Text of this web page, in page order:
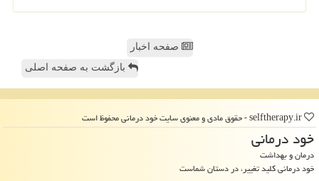
صفحه اخبار
بازگشت به صفحه اصلی
خود درمانی
درمان و بهداشت
خود درمانی کلید تغییر، در دستان شماست